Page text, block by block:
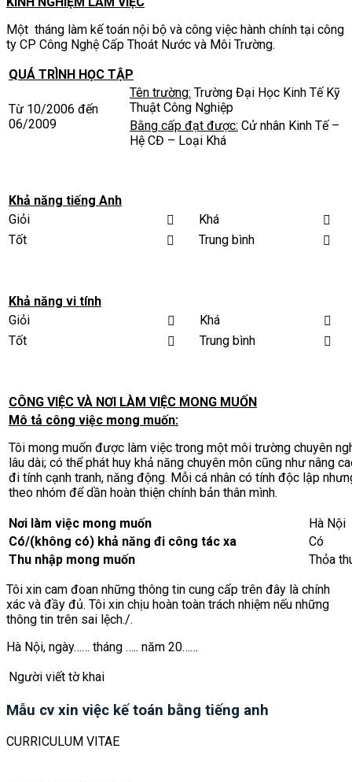
Một tháng làm kế toán nội bộ và công việc hành chính tại công
ty CP Công Nghệ Cấp Thoát Nước và Môi Trường.
QUÁ TRÌNH HỌC TẬP
Từ 10/2006 đến
06/2009
Tên trường: Trường Đại Học Kinh Tế Kỹ
Thuật Công Nghiệp
Bằng cấp đạt được: Cử nhân Kinh Tế –
Hệ CĐ – Loại Khá
Khả năng tiếng Anh
Giỏi
 Khá

Tốt
 Trung bình 
Khả năng vi tính
Giỏi
 Khá

Tốt
 Trung bình 
CÔNG VIỆC VÀ NƠI LÀM VIỆC MONG MUỐN
Mô tả công việc mong muốn:
Tôi mong muốn được làm việc trong một môi trường chuyên
lâu dài; có thể phát huy khả năng chuyên môn cũng như nâng
đi tính cạnh tranh, năng động. Mỗi cá nhân có tính độc lập
theo nhóm để dần hoàn thiện chính bản thân mình.
Nơi làm việc mong muốn
Hà Nội
Có/(không có) khả năng đi công tác xa
Có
Thu nhập mong muốn
Thỏa
Tôi xin cam đoan những thông tin cung cấp trên đây là chính
xác và đầy đủ. Tôi xin chịu hoàn toàn trách nhiệm nếu những
thông tin trên sai lệch./.
Hà Nội, ngày…… tháng ….. năm 20……
Người viết tờ khai
Mẫu cv xin việc kế toán bằng tiếng anh
CURRICULUM VITAE